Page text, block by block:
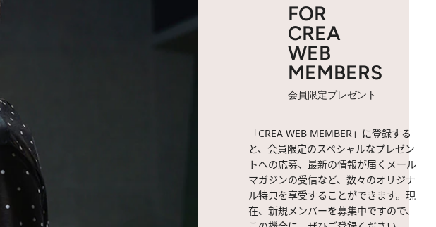
FOR
CREA
WEB
MEMBERS
会員限定プレゼント
「CREA WEB MEMBER」に登録する
と、会員限定のスペシャルなプレゼン
トへの応募、最新の情報が届くメール
マガジンの受信など、数々のオリジナ
ル特典を享受することができます。現
在、新規メンバーを募集中ですので、